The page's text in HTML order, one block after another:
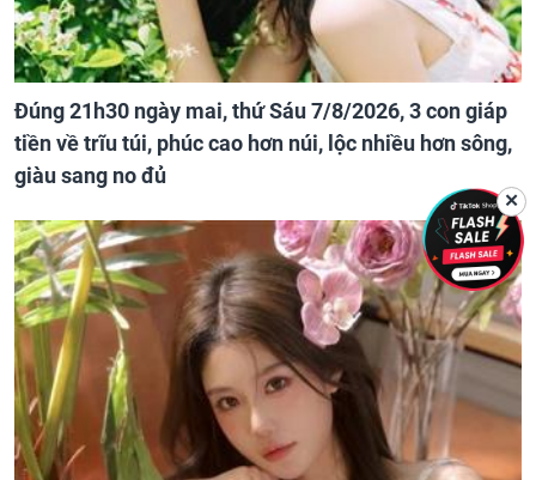
Đúng 21h30 ngày mai, thứ Sáu 7/8/2026, 3 con giáp
tiền về trĩu túi, phúc cao hơn núi, lộc nhiều hơn sông,
giàu sang no đủ
✕